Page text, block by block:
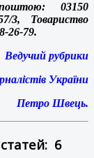
03150
3, Товариство
26-79.
Ведучий рубрики
України
Петро Швець.
статей: 6